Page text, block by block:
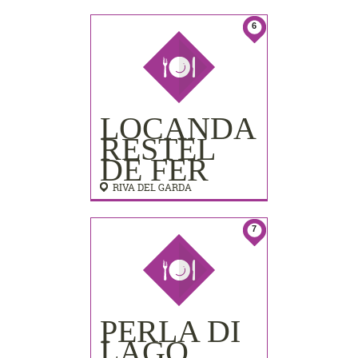
LIDO
PALACE) 6
LOCANDA
RESTEL
DE FER
RIVA DEL GARDA
7
PERLA DI